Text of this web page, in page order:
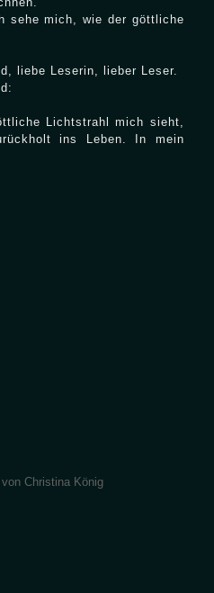
sehe mich, wie der göttliche
liebe Leserin, lieber Leser.
Lichtstrahl mich sieht,
ins Leben. In mein